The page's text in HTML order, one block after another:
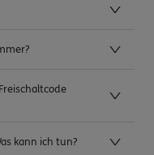
kann ich tun?